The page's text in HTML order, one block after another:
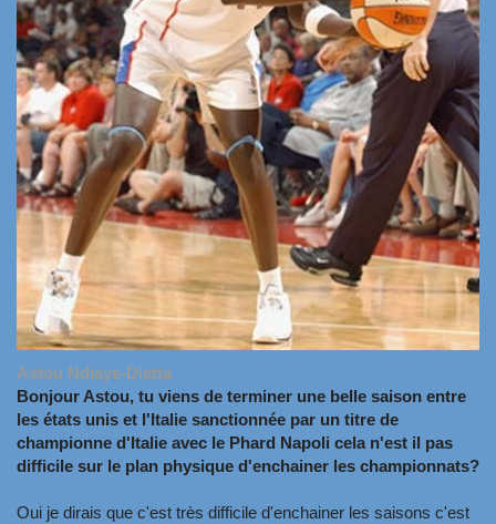
Astou Ndiaye-Diatta
Bonjour Astou, tu viens de terminer une belle saison entre
les états unis et l'Italie sanctionnée par un titre de
championne d'Italie avec le Phard Napoli cela n'est il pas
difficile sur le plan physique d'enchainer les championnats?
Oui je dirais que c'est très difficile d'enchainer les saisons c'est